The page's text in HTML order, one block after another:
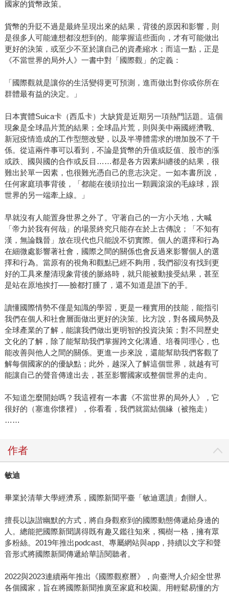
國家的貨幣政策。
貨幣的升貶不過是最終呈現出來的結果，背後的原因和影響，則
是很多人可能連想都沒想到的。能掌握這些面向，才有可能做出
更好的決策，或至少不至於讓自己的資產縮水；而這一點，正是
《不當世界的局外人》一書中對「國際觀」的定義：
「國際觀就是讓你的生活變得更可預測，進而做出對你或你所在
群體最有益的決定。」
日本實體Suica卡（西瓜卡）大缺貨是近期另一項熱門話題。這個
現象是全球晶片荒的結果；全球晶片荒，則與美中兩國經濟戰、
新冠疫情造成的工作型態改變，以及半導體需求的增加脫不了干
係。從這兩件事可以看到，不論是貨幣的升值或貶值、股市的漲
或跌、國與國的合作或反目……都是各方因素糾纏後的結果，很
難出於單一因素，也很難光憑自己的意志決定。一如本書所說，
任何家庭瑣事背後，「都能在後頭拉出一顆圓滾滾的毛線球，跟
世界的另一端牽上線。」
早就沒有人能置身世界之外了。守著自己的一方小天地，大喊
「帝力於我有何哉」的場景終究只能存在於上古傳說；「不知有
漢，無論魏晉」放在現代也只能說不切實際。個人的選擇和行為
在細微處影響著社會，國際之間的關係也會反過來影響個人的選
擇和行為。當原有的視角和觀點已經不夠用，我們卻沒有找到更
好的工具來釐清現象背後的脈絡時，就只能被動接受結果，甚至
是站在原地挨打──臉都打腫了，還不知道是誰下的手。
讀懂國際情勢不僅是知識的學習，更是一種實用的技能，能指引
我們在個人和社會層面做出更好的決策。比方說，對各國局勢及
全球產業的了解，能讓我們做出更明智的投資決策；對不同歷史
文化的了解，除了能幫助我們掌握跨文化溝通、培養同理心，也
能改善與他人之間的關係。更進一步來說，還能幫助我們客觀了
解每個國家的的優缺點；此外，越深入了解這個世界，就越有可
能讓自己的聲音傳達出去，甚至影響國家或整個世界的走向。
不知道怎麼開始嗎？我這裡有一本書《不當世界的局外人》，它
很好的（塞進你懷裡），你看看，我們就當結個緣（被拖走）
……
作者
敏迪
畢業於清華大學經濟系，國際新聞平臺「敏迪選讀」創辦人。
擅長以詼諧幽默的方式，將自身觀察到的國際動態傳遞給身邊的
人。總能把國際新聞講得既有趣又鑑往知來，獨樹一格，擁有眾
多粉絲。2019年推出podcast、專屬網站與app，持續以文字和聲
音形式將國際新聞傳遞給華語閱聽者。
2022與2023連續兩年推出《國際觀察曆》，向臺灣人介紹全世界
各個國家，旨在將國際新聞推廣至家庭和校園。用輕鬆易懂的方